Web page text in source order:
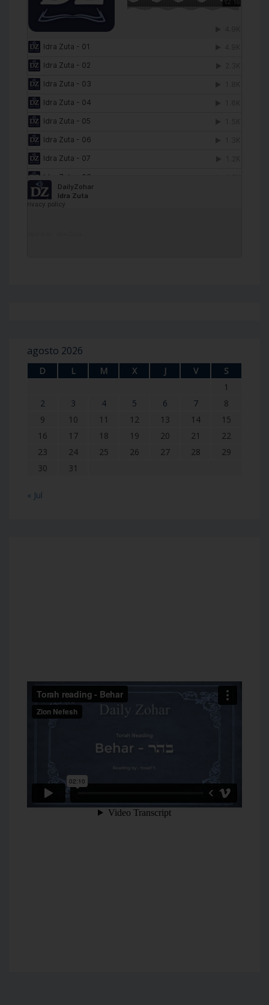
agosto 2026
D L M X J V
S
1
2
3 4 5 6 7
8
9
10 11 12 13 14
15
16
17 18 19 20 21
22
23
24 25 26 27 28
29
30
31
« Jul